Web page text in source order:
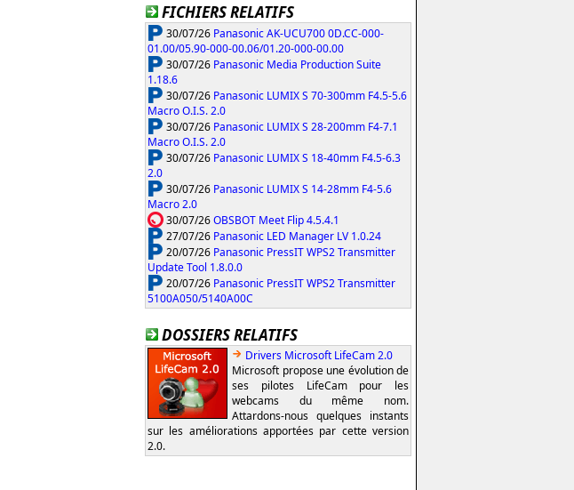
FICHIERS RELATIFS
30/07/26 Panasonic AK-UCU700 0D.CC-000-
01.00/05.90-000-00.06/01.20-000-00.00
30/07/26 Panasonic Media Production Suite
1.18.6
30/07/26 Panasonic LUMIX S 70-300mm F4.5-5.6
Macro O.I.S. 2.0
30/07/26 Panasonic LUMIX S 28-200mm F4-7.1
Macro O.I.S. 2.0
30/07/26 Panasonic LUMIX S 18-40mm F4.5-6.3
2.0
30/07/26 Panasonic LUMIX S 14-28mm F4-5.6
Macro 2.0
30/07/26OBSBOT Meet Flip 4.5.4.1
27/07/26 Panasonic LED Manager LV 1.0.24
20/07/26 Panasonic PressIT WPS2 Transmitter
Update Tool 1.8.0.0
20/07/26 Panasonic PressIT WPS2 Transmitter
5100A050/5140A00C
DOSSIERS RELATIFS
Drivers Microsoft LifeCam 2.0
Microsoft propose une évolution de
ses pilotes LifeCam pour les
webcams du même nom.
Attardons-nous quelques instants
sur les améliorations apportées par cette version
2.0.